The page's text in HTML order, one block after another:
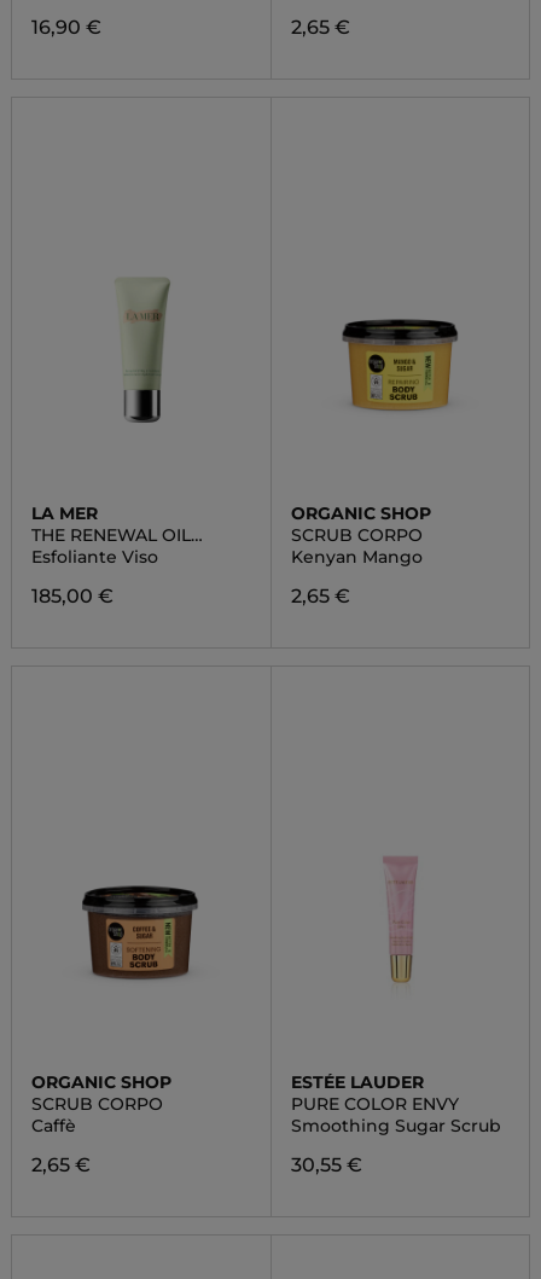
16,90 € 2,65 €
LA MER
THE RENEWAL OIL
EXFOLIATOR
Esfoliante Viso
185,00 €
ORGANIC SHOP
SCRUB CORPO
Kenyan Mango
2,65 €
ORGANIC SHOP
SCRUB CORPO
Caffè
2,65 €
ESTÉE LAUDER
PURE COLOR ENVY
Smoothing Sugar Scrub
30,55 €